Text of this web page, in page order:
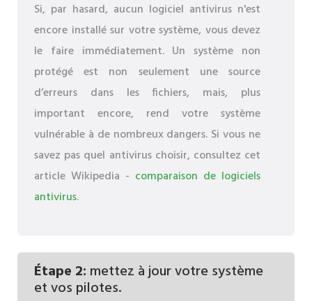
Si, par hasard, aucun logiciel antivirus n'est
encore installé sur votre système, vous devez
le faire immédiatement. Un système non
protégé est non seulement une source
d’erreurs dans les fichiers, mais, plus
important encore, rend votre système
vulnérable à de nombreux dangers. Si vous ne
savez pas quel antivirus choisir, consultez cet
article Wikipedia - comparaison de logiciels
antivirus.
Étape 2: mettez à jour votre système
et vos pilotes.